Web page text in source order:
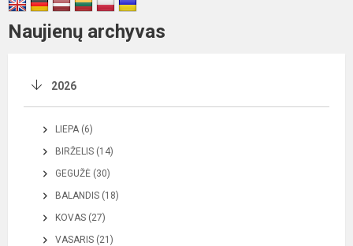
Naujienų archyvas
2026
LIEPA (6)
BIRŽELIS (14)
GEGUŽĖ (30)
BALANDIS (18)
KOVAS (27)
VASARIS (21)